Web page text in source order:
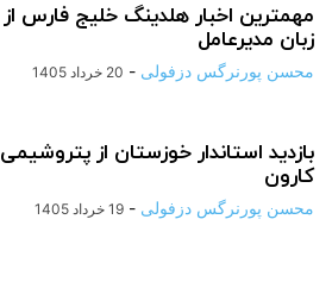
مهمترین اخبار هلدینگ خلیج فارس از
زبان مدیرعامل
محسن پورنرگس دزفولی - 20 خرداد 1405
بازدید استاندار خوزستان از پتروشیمی
کارون
محسن پورنرگس دزفولی - 19 خرداد 1405